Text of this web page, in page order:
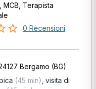
MCB, Terapista
0 Recensioni
Bergamo (BG)
(45 min) visita di